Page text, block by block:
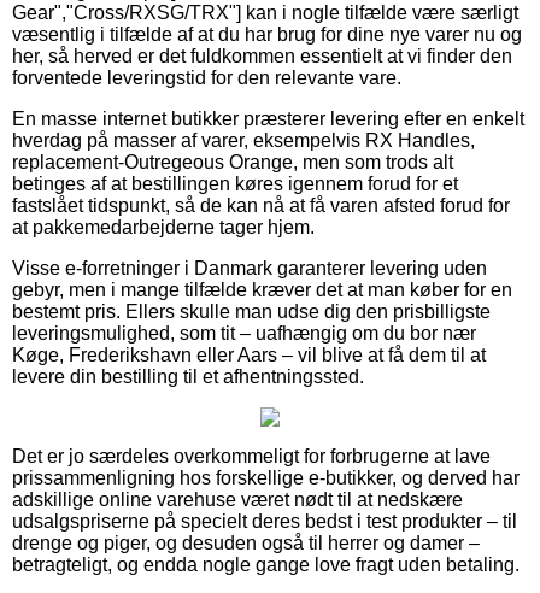
Gear","Cross/RXSG/TRX"] kan i nogle tilfælde være særligt
væsentlig i tilfælde af at du har brug for dine nye varer nu og
her, så herved er det fuldkommen essentielt at vi finder den
forventede leveringstid for den relevante vare.
En masse internet butikker præsterer levering efter en enkelt
hverdag på masser af varer, eksempelvis RX Handles,
replacement-Outregeous Orange, men som trods alt
betinges af at bestillingen køres igennem forud for et
fastslået tidspunkt, så de kan nå at få varen afsted forud for
at pakkemedarbejderne tager hjem.
Visse e-forretninger i Danmark garanterer levering uden
gebyr, men i mange tilfælde kræver det at man køber for en
bestemt pris. Ellers skulle man udse dig den prisbilligste
leveringsmulighed, som tit – uafhængig om du bor nær
Køge, Frederikshavn eller Aars – vil blive at få dem til at
levere din bestilling til et afhentningssted.
Det er jo særdeles overkommeligt for forbrugerne at lave
prissammenligning hos forskellige e-butikker, og derved har
adskillige online varehuse været nødt til at nedskære
udsalgspriserne på specielt deres bedst i test produkter – til
drenge og piger, og desuden også til herrer og damer –
betragteligt, og endda nogle gange love fragt uden betaling.